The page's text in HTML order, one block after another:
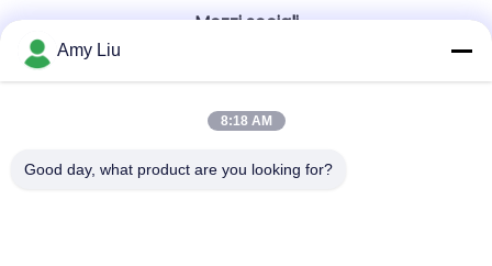
Mezzi sociali
Contatto rapido
Telefono
Amy Liu
8:18 AM
Good day, what product are you looking for?